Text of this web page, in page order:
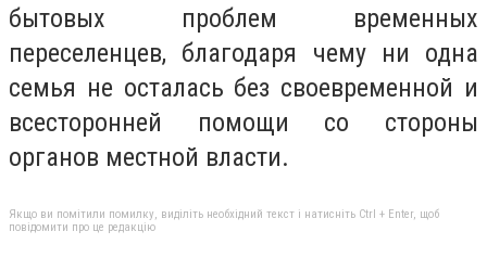
бытовых проблем временных
переселенцев, благодаря чему ни одна
семья не осталась без своевременной и
всесторонней помощи со стороны
органов местной власти.
Якщо ви помітили помилку, виділіть необхідний текст і натисніть Ctrl + Enter, щоб
повідомити про це редакцію